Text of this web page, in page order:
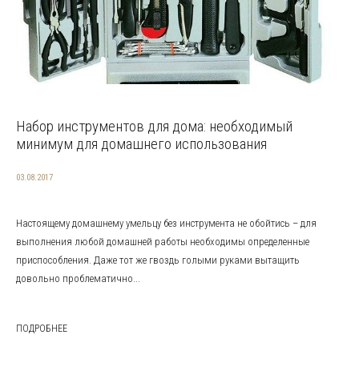
Набор инструментов для дома: необходимый
минимум для домашнего использования
03.08.2017
Настоящему домашнему умельцу без инструмента не обойтись – для
выполнения любой домашней работы необходимы определенные
приспособления. Даже тот же гвоздь голыми руками вытащить
довольно проблематично...
ПОДРОБНЕЕ